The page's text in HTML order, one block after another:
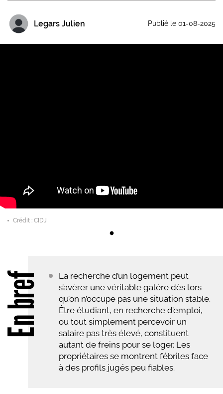
Legars Julien Publié le 01-08-2025
bref
La recherche d’un logement peut
s’avérer une véritable galère dès lors
qu’on n’occupe pas une situation stable.
Être étudiant, en recherche d’emploi,
ou tout simplement percevoir un
salaire pas très élevé, constituent
autant de freins pour se loger. Les
propriétaires se montrent fébriles face
à des profils jugés peu fiables.
Crédit : CIDJ